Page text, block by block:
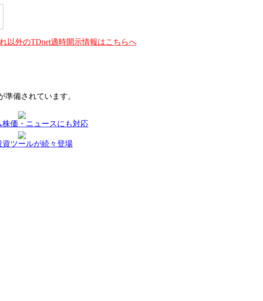
以外のTDnet適時開示情報はこちらへ
備されています。
株価・ニュースにも対応
資ツールが続々登場